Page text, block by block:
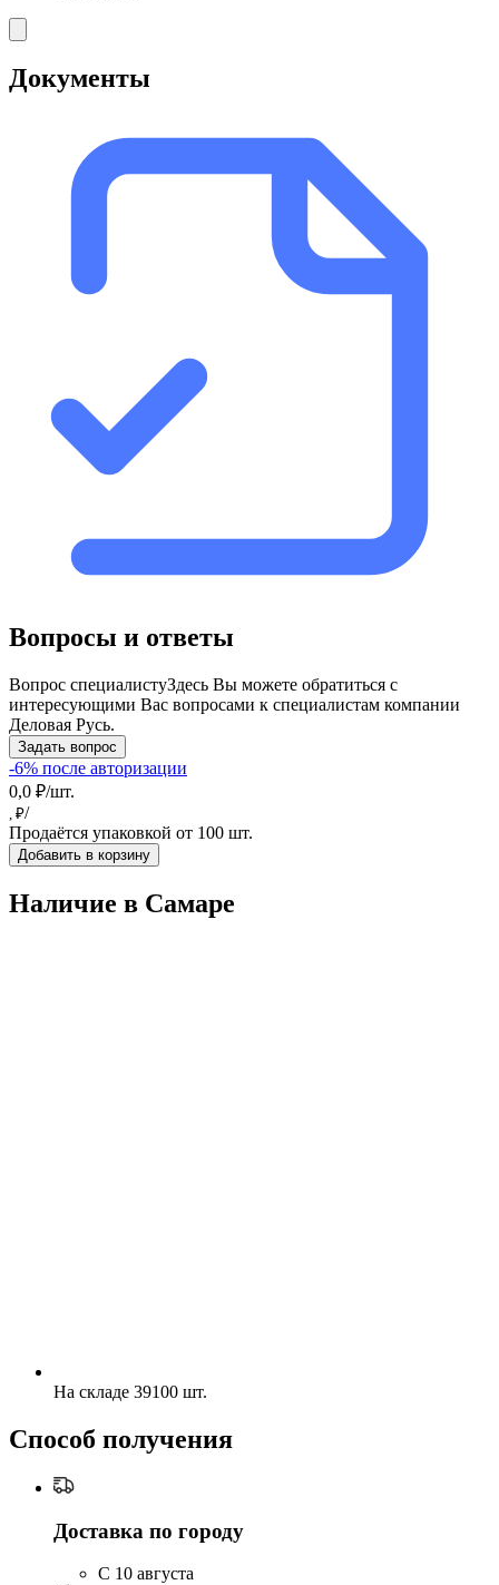
Документы
Вопросы и ответы
Вопрос специалистуЗдесь Вы можете обратиться с
интересующими Вас вопросами к специалистам компании
Деловая Русь.
Задать вопрос
-6% после авторизации
0,0 ₽/шт.
, ₽/
Продаётся упаковкой от 100 шт.
Добавить в корзину
Наличие в Самарe
На складе 39100 шт.
Способ получения
Доставка по городу
C 10 августа